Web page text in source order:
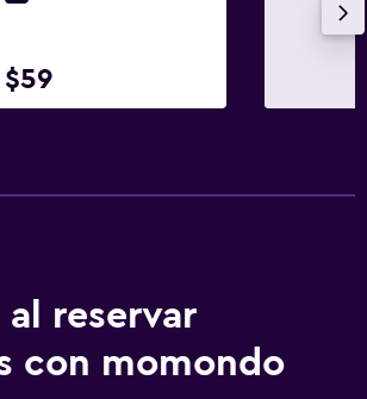
$59
al reservar
con momondo